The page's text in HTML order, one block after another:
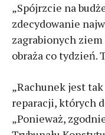
„Spójrzcie na
zdecydowanie
zagrabionych
obraża co tydzień.
„Rachunek jest
reparacji, których
„Ponieważ,